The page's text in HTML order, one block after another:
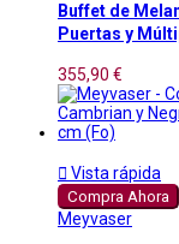
Buffet de
Puertas y
355,90 €
 Vista rápida
Compra Ahora
Meyvaser